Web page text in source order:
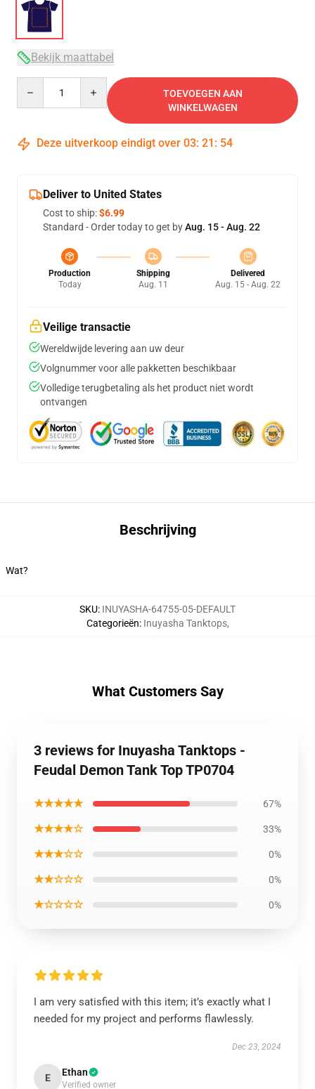
Bekijk maattabel
TOEVOEGEN AAN
WINKELWAGEN
Deze uitverkoop eindigt over 03: 21 : 54
Deliver to United States
Cost to ship:$6.99
Standard - Order today to get byAug. 15 - Aug. 22
Production
Today
Shipping
Aug. 11
Delivered
Aug. 15 - Aug. 22
Veilige transactie
Wereldwijde levering aan uw deur
Volgnummer voor alle pakketten beschikbaar
Volledige terugbetaling als het product niet wordt
ontvangen
Beschrijving
Wat?
SKU: INUYASHA-64755-05-DEFAULT
Categorieën: Inuyasha Tanktops,
What Customers Say
3 reviews for Inuyasha Tanktops -
Feudal Demon Tank Top TP0704
★★★★★ 67%
★★★★☆ 33%
★★★☆☆ 0%
★★☆☆☆ 0%
★☆☆☆☆ 0%
I am very satisfied with this item; it’s exactly what I
needed for my project and performs flawlessly.
Dec 23, 2024
E Ethan
Verified owner